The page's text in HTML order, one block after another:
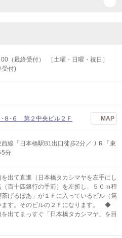
（最終受付） ［土曜・日曜・祝日］
受付)
-８-６ 第２中央ビル２Ｆ MAP
線「日本橋駅B1出口徒歩2分／ＪＲ「東
5分
を出て直進（日本橋タカシマヤを左手にし
百十四銀行の手前）を左折し、５０ｍ程
げるぼあ」が１Ｆに入っているビル（第
ます。そのビルの２Ｆになります。 ◆
を出てまっすぐ「日本橋タカシマヤ」を目